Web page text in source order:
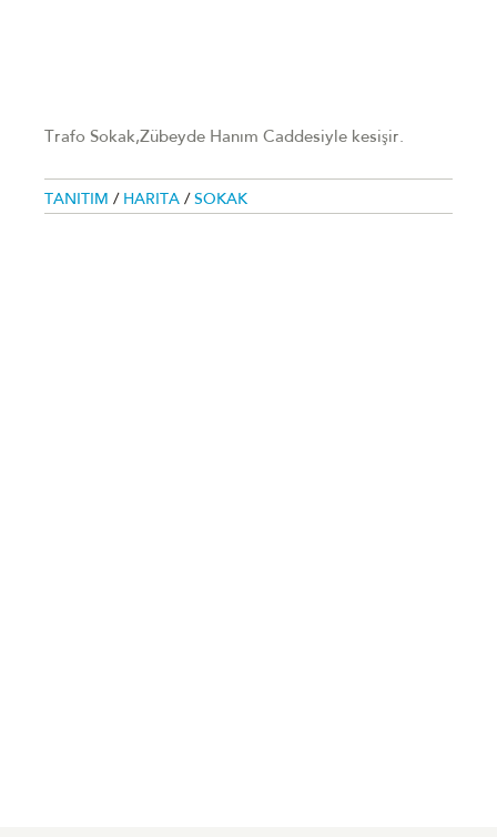
Trafo Sokak,Zübeyde Hanım Caddesiyle kesişir.
TANITIM / HARITA / SOKAK